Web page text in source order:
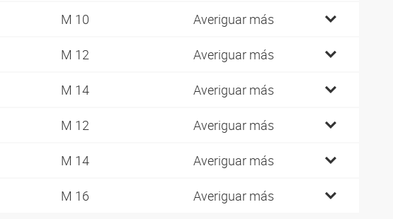
M 10 Averiguar más
M 12 Averiguar más
M 14 Averiguar más
M 12 Averiguar más
M 14 Averiguar más
M 16 Averiguar más